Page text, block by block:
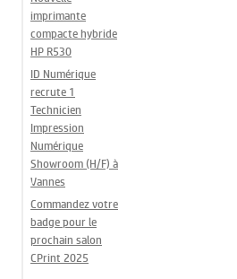
imprimante
compacte hybride
HP R530
ID Numérique
recrute 1
Technicien
Impression
Numérique
Showroom (H/F) à
Vannes
Commandez votre
badge pour le
prochain salon
CPrint 2025